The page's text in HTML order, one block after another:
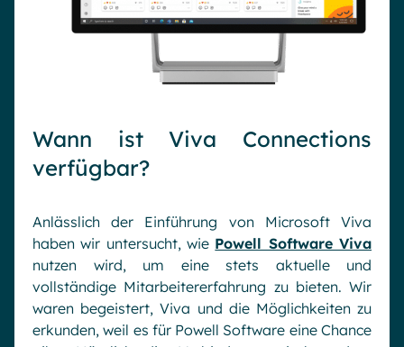
Wann ist Viva Connections
verfügbar?
Anlässlich der Einführung von Microsoft Viva
haben wir untersucht, wie Powell Software Viva
nutzen wird, um eine stets aktuelle und
vollständige Mitarbeitererfahrung zu bieten. Wir
waren begeistert, Viva und die Möglichkeiten zu
erkunden, weil es für Powell Software eine Chance